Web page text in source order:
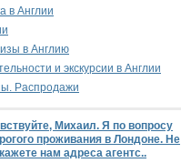
в Англии
в Англию
и экскурсии в Англии
Распродажи
Михаил. Я по вопросу
проживания в Лондоне. Не
нам адреса агентс..